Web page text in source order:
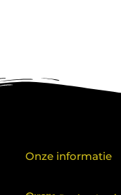
Onze informatie